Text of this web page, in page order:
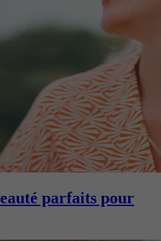
parfaits pour